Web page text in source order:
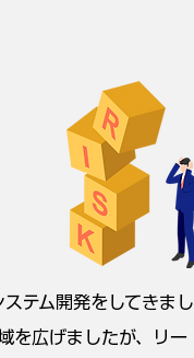
テム開発をしてきまし
を広げましたが、リー